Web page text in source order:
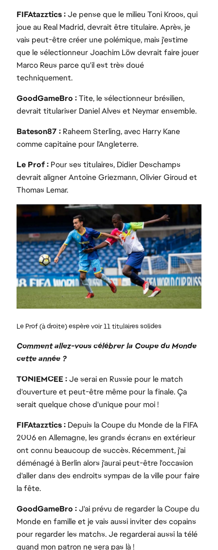
FIFAtazztics :Je pense que le milieu Toni Kroos, qui
joue au Real Madrid, devrait être titulaire. Après, je
vais peut-être créer une polémique, mais j'estime
que le sélectionneur Joachim Löw devrait faire jouer
Marco Reus parce qu'il est très doué
techniquement.
GoodGameBro :Tite, le sélectionneur brésilien,
devrait titulariser Daniel Alves et Neymar ensemble.
Bateson87 :Raheem Sterling, avec Harry Kane
comme capitaine pour l'Angleterre.
Le Prof :Pour ses titulaires, Didier Deschamps
devrait aligner Antoine Griezmann, Olivier Giroud et
Thomas Lemar.
Comment allez-vous célébrer la Coupe du Monde
cette année ?
TONIEMCEE :Je serai en Russie pour le match
d'ouverture et peut-être même pour la finale. Ça
serait quelque chose d'unique pour moi !
FIFAtazztics :Depuis la Coupe du Monde de la FIFA
2006 en Allemagne, les grands écrans en extérieur
ont connu beaucoup de succès. Récemment, j'ai
déménagé à Berlin alors j'aurai peut-être l'occasion
d'aller dans des endroits sympas de la ville pour faire
la fête.
GoodGameBro :J'ai prévu de regarder la Coupe du
Monde en famille et je vais aussi inviter des copains
pour regarder les matchs. Je regarderai aussi la télé
quand mon patron ne sera pas là !